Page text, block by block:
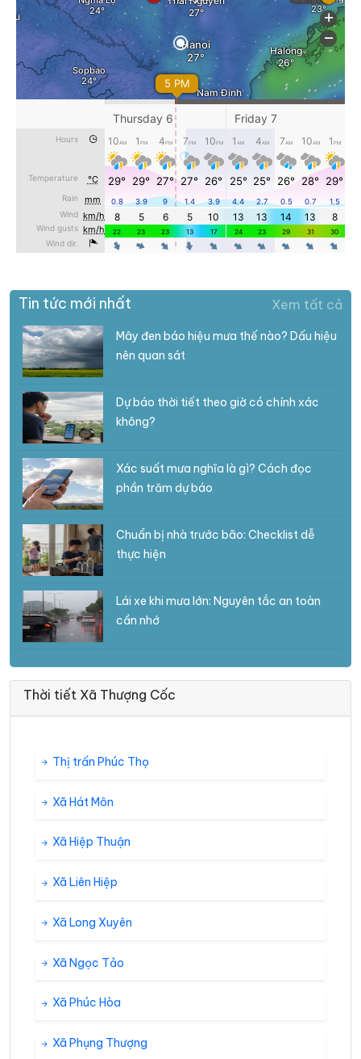
Tin tức mới nhất Xem tất cả
Mây đen báo hiệu mưa thế nào? Dấu hiệu
nên quan sát
Dự báo thời tiết theo giờ có chính xác
không?
Xác suất mưa nghĩa là gì? Cách đọc
phần trăm dự báo
Chuẩn bị nhà trước bão: Checklist dễ
thực hiện
Lái xe khi mưa lớn: Nguyên tắc an toàn
cần nhớ
Thời tiết Xã Thượng Cốc
Thị trấn Phúc Thọ
Xã Hát Môn
Xã Hiệp Thuận
Xã Liên Hiệp
Xã Long Xuyên
Xã Ngọc Tảo
Xã Phúc Hòa
Xã Phụng Thượng